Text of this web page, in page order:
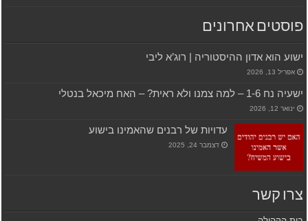
פוסטים אחרונים
ישוע הוא אדון ההיסטוריה | רוג’א ליבי
אפריל 13, 2026
ישעיה נח 1-6 – למה צמנו ולא ראית? – האח מיכאל בנטלי
ינואר 12, 2026
עדויות של רבנים שהאמינו בישוע
דצמבר 24, 2025
צרו קשר